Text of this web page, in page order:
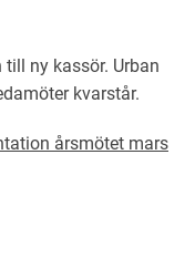
ny kassör. Urban
kvarstår.
årsmötet mars